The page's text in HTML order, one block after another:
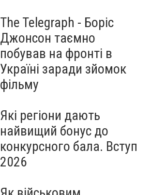
The Telegraph - Боріс
Джонсон таємно
побував на фронті в
Україні заради зйомок
фільму
Які регіони дають
найвищий бонус до
конкурсного бала. Вступ
2026